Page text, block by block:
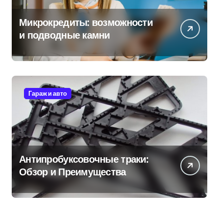
Микрокредиты: возможности
и подводные камни
Гараж и авто
Антипробуксовочные траки:
Обзор и Преимущества